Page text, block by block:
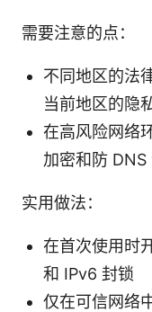
需要注意的点：
不同地区的法
当前地区的隐
在高风险网络
加密和防
实用做法：
在首次使用时
和 IPv6 封锁
仅在可信网络